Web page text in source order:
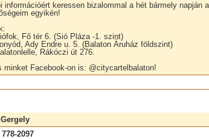
információért keressen bizalommal a hét bármely napján
egyikén!
Fő tér 6. (Sió Pláza -1. szint)
Ady Endre u. 5. (Balaton Áruház földszint)
Rákóczi út 276.
minket Facebook-on is: @citycartelbalaton!
2097